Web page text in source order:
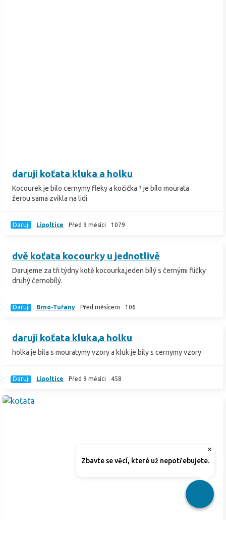
daruji koťata kluka a holku
Kocourek je bilo cernymy fleky a kočička ? je bílo mourata
žerou sama zvikla na lidi
Daruji Lipoltice Před 9 měsíci 1079
dvě koťata kocourky u jednotlivě
Darujeme za tři týdny kotě kocourka,jeden bílý s černými flíčky
druhý černobílý.
Daruji Brno-Tuřany Před měsícem 106
daruji koťata kluka,a holku
holka je bila s mouratymy vzory a kluk je bily s cernymy vzory
Daruji Lipoltice Před 9 měsíci 458
×
Zbavte se věcí, které už nepotřebujete.